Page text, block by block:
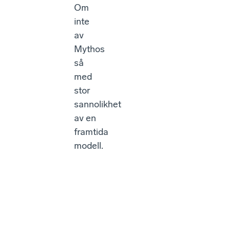
Om
inte
av
Mythos
så
med
stor
sannolikhet
av en
framtida
modell.